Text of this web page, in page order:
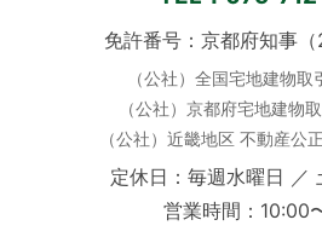
免許番号：京都府知事
（公社）全国宅地建物取
（公社）京都府宅地建物
（公社）近畿地区 不動産公
定休日：毎週水曜日 ／
営業時間：10:00